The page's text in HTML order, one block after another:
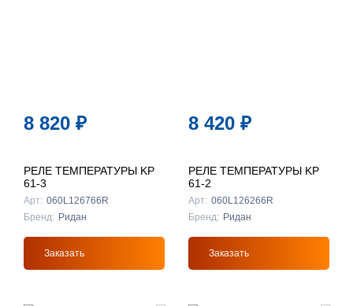
8 820 ₽
РЕЛЕ ТЕМПЕРАТУРЫ KP
61-3
Арт: 060L126766R
Бренд: Ридан
Заказать
8 420 ₽
РЕЛЕ ТЕМПЕРАТУРЫ KP
61-2
Арт: 060L126266R
Бренд: Ридан
Заказать